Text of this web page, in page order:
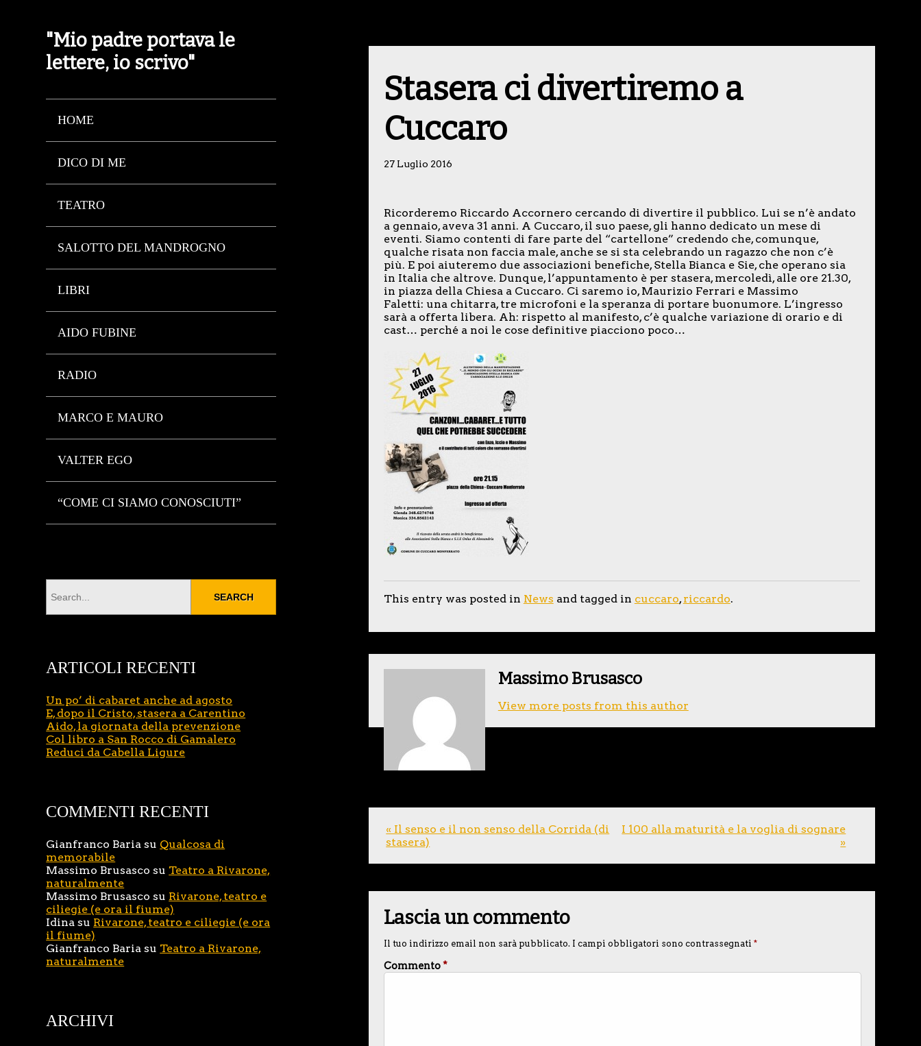
"Mio padre portava le
lettere, io scrivo"
HOME
DICO DI ME
TEATRO
SALOTTO DEL MANDROGNO
LIBRI
AIDO FUBINE
RADIO
MARCO E MAURO
VALTER EGO
“COME CI SIAMO CONOSCIUTI”
Stasera ci divertiremo a
Cuccaro
27 Luglio 2016
Ricorderemo Riccardo Accornero cercando di divertire il pubblico. Lui se n’è andato
a gennaio, aveva 31 anni. A Cuccaro, il suo paese, gli hanno dedicato un mese di
eventi. Siamo contenti di fare parte del “cartellone” credendo che, comunque,
qualche risata non faccia male, anche se si sta celebrando un ragazzo che non c’è
più. E poi aiuteremo due associazioni benefiche, Stella Bianca e Sie, che operano sia
in Italia che altrove. Dunque, l’appuntamento è per stasera, mercoledì, alle ore 21.30,
in piazza della Chiesa a Cuccaro. Ci saremo io, Maurizio Ferrari e Massimo
Faletti: una chitarra, tre microfoni e la speranza di portare buonumore. L’ingresso
sarà a offerta libera. Ah: rispetto al manifesto, c’è qualche variazione di orario e di
cast… perché a noi le cose definitive piacciono poco…
This entry was posted in News and tagged in cuccaro,riccardo.
Massimo Brusasco
View more posts from this author
« Il senso e il non senso della Corrida (di
stasera)
I 100 alla maturità e la voglia di sognare
»
Lascia un commento
Il tuo indirizzo email non sarà pubblicato. I campi obbligatori sono contrassegnati *
Commento*
ARTICOLI RECENTI
Un po’ di cabaret anche ad agosto
E, dopo il Cristo, stasera a Carentino
Aido, la giornata della prevenzione
Col libro a San Rocco di Gamalero
Reduci da Cabella Ligure
COMMENTI RECENTI
Gianfranco Baria su Qualcosa di
memorabile
Massimo Brusasco su Teatro a Rivarone,
naturalmente
Massimo Brusasco su Rivarone, teatro e
ciliegie (e ora il fiume)
Idina su Rivarone, teatro e ciliegie (e ora
il fiume)
Gianfranco Baria su Teatro a Rivarone,
naturalmente
ARCHIVI